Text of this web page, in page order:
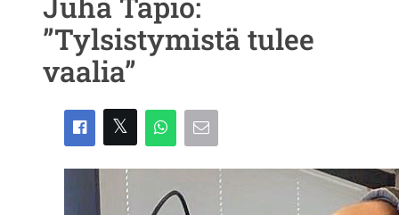
”Tylsistymistä tulee
vaalia”